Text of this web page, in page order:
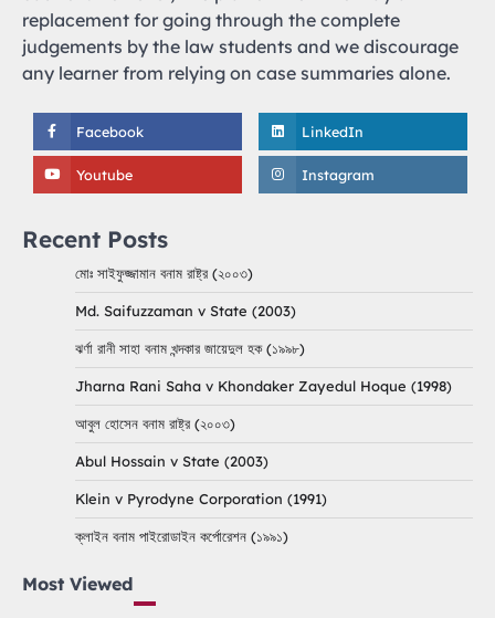
replacement for going through the complete
judgements by the law students and we discourage
any learner from relying on case summaries alone.
Facebook LinkedIn
Youtube Instagram
Recent Posts
মোঃ সাইফুজ্জামান বনাম রাষ্ট্র (২০০৩)
Md. Saifuzzaman v State (2003)
ঝর্ণা রানী সাহা বনাম খন্দকার জায়েদুল হক (১৯৯৮)
Jharna Rani Saha v Khondaker Zayedul Hoque (1998)
আবুল হোসেন বনাম রাষ্ট্র (২০০৩)
Abul Hossain v State (2003)
Klein v Pyrodyne Corporation (1991)
ক্লাইন বনাম পাইরোডাইন কর্পোরেশন (১৯৯১)
Most Viewed